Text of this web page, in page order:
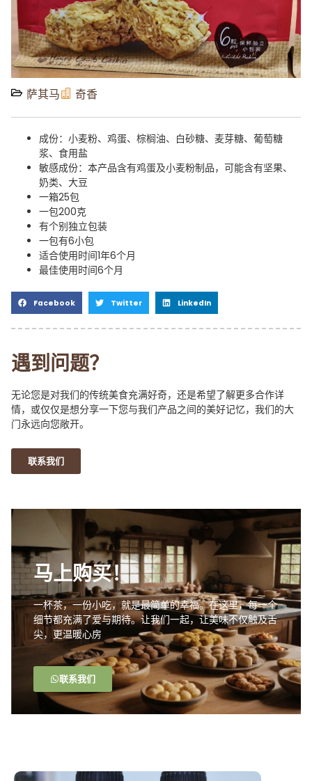
萨其马 奇香
成份：小麦粉、鸡蛋、棕榈油、白砂糖、麦芽糖、葡萄糖
浆、食用盐
敏感成份：本产品含有鸡蛋及小麦粉制品，可能含有坚果、
奶类、大豆
一箱25包
一包200克
有个别独立包装
一包有6小包
适合使用时间1年6个月
最佳使用时间6个月
Facebook Twitter LinkedIn
遇到问题？
无论您是对我们的传统美食充满好奇，还是希望了解更多合作详
情，或仅仅是想分享一下您与我们产品之间的美好记忆，我们的大
门永远向您敞开。
联系我们
马上购买！
一杯茶，一份小吃，就是最简单的幸福。在这里，每一个
细节都充满了爱与期待。让我们一起，让美味不仅触及舌
尖，更温暖心房
联系我们